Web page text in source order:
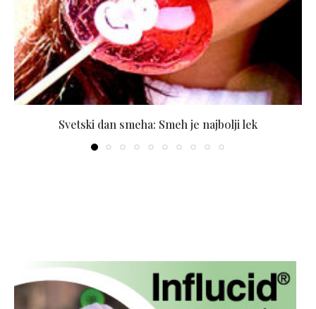
Svetski dan smeha: Smeh je najbolji lek